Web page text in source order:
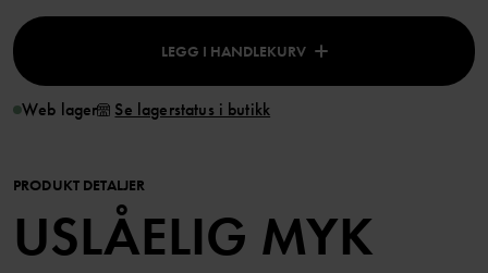
LEGG I HANDLEKURV
Web lager Se lagerstatus i butikk
PRODUKT DETALJER
USLÅELIG MYK